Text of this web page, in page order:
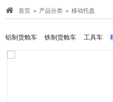
首页 产品分类 移动托盘
铝制货舱车 铁制货舱车 工具车